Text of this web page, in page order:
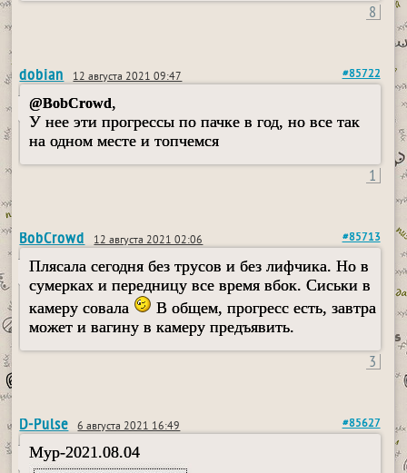
8
dobian 12 августа 2021 09:47 #85722
@BobCrowd,
У нее эти прогрессы по пачке в год, но все так
на одном месте и топчемся
1
BobCrowd 12 августа 2021 02:06 #85713
Плясала сегодня без трусов и без лифчика. Но в
сумерках и передницу все время вбок. Сиськи в
камеру совала
В общем, прогресс есть, завтра
может и вагину в камеру предъявить.
3
D-Pulse 6 августа 2021 16:49 #85627
Myp-2021.08.04